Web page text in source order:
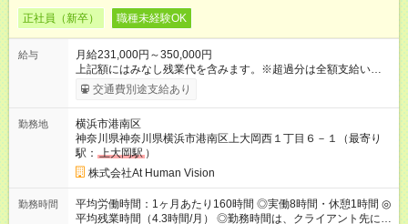
正社員（新卒） 職種未経験OK
給与
月給231,000円～350,000円
上記額にはみなし残業代を含みます。※超過分は全額支給いたし
ます。 みなし残業代 24,000円 ～ 37,000円／月 みなし残業時
間 15時間／月 【給与】 月給： 大卒・院卒 ：243，000
（固定残業代 24，000円） 賞与：年２回 （業績連動型） 昇
給：年２回（3月、9月) 試用期間：6ヶ月 ※上記額にはみなし残
業代（月15時間分）が含まれた 金額になります。超過分は追加
で全額支給。 【頑張りを給与・キャリアに還元します】 年に2
回⼈事評価があり等級が決まります。 等級に合わせた給与設定
のため、若い内からでも頑張り次第で給与アップが叶います。
⼀般職（20～31万円）→リーダー（⽉給26～36万円） →係⻑
交通費別途支給あり
勤務地
横浜市港南区
神奈川県神奈川県横浜市港南区上大岡西１丁目６－１（最寄り
駅： 上大岡駅 ）
株式会社At Human Vision
勤務時間
平均労働時間：1ヶ月あたり160時間 ◎実働8時間・休憩1時間 ◎
平均残業時間（4.3時間/月） ◎勤務時間は、クライアント先に